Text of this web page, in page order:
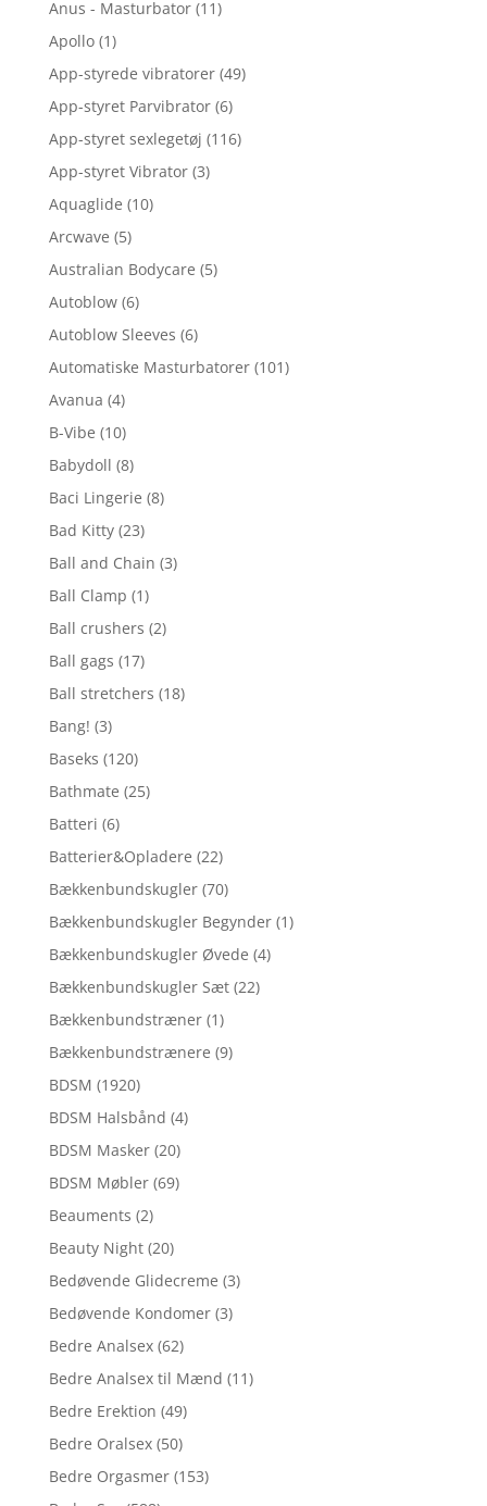
Anus - Masturbator (11)
Apollo (1)
App-styrede vibratorer (49)
App-styret Parvibrator (6)
App-styret sexlegetøj (116)
App-styret Vibrator (3)
Aquaglide (10)
Arcwave (5)
Australian Bodycare (5)
Autoblow (6)
Autoblow Sleeves (6)
Automatiske Masturbatorer (101)
Avanua (4)
B-Vibe (10)
Babydoll (8)
Baci Lingerie (8)
Bad Kitty (23)
Ball and Chain (3)
Ball Clamp (1)
Ball crushers (2)
Ball gags (17)
Ball stretchers (18)
Bang! (3)
Baseks (120)
Bathmate (25)
Batteri (6)
Batterier&Opladere (22)
Bækkenbundskugler (70)
Bækkenbundskugler Begynder (1)
Bækkenbundskugler Øvede (4)
Bækkenbundskugler Sæt (22)
Bækkenbundstræner (1)
Bækkenbundstrænere (9)
BDSM (1920)
BDSM Halsbånd (4)
BDSM Masker (20)
BDSM Møbler (69)
Beauments (2)
Beauty Night (20)
Bedøvende Glidecreme (3)
Bedøvende Kondomer (3)
Bedre Analsex (62)
Bedre Analsex til Mænd (11)
Bedre Erektion (49)
Bedre Oralsex (50)
Bedre Orgasmer (153)